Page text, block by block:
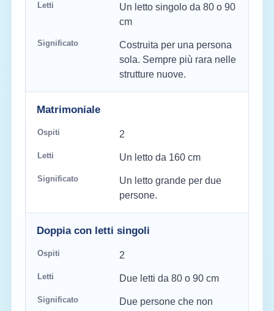
Un letto singolo da 80 o 90
cm
Costruita per una persona
sola. Sempre più rara nelle
strutture nuove.
Matrimoniale
2
Un letto da 160 cm
Un letto grande per due
persone.
Doppia con letti singoli
2
Due letti da 80 o 90 cm
Due persone che non